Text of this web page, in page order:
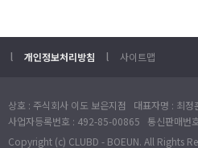
l 개인정보처리방침 l 사이트맵
상호 : 주식회사 이도 보은지점 대표자명 : 최
사업자등록번호 : 492-85-00865 통신판매
Copyright (c) CLUBD - BOEUN. All Rights